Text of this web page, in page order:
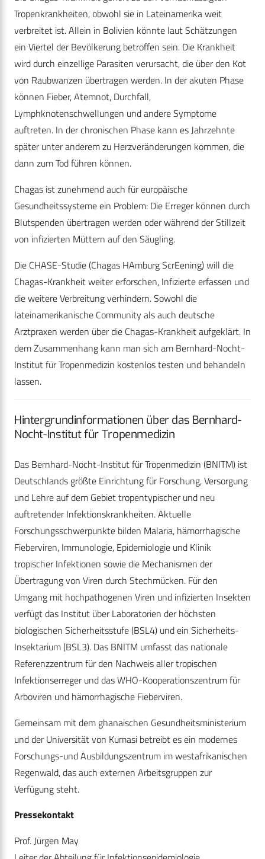
Tropenkrankheiten, obwohl sie in Lateinamerika weit
verbreitet ist. Allein in Bolivien könnte laut Schätzungen
ein Viertel der Bevölkerung betroffen sein. Die Krankheit
wird durch einzellige Parasiten verursacht, die über den Kot
von Raubwanzen übertragen werden. In der akuten Phase
können Fieber, Atemnot, Durchfall,
Lymphknotenschwellungen und andere Symptome
auftreten. In der chronischen Phase kann es Jahrzehnte
später unter anderem zu Herzveränderungen kommen, die
dann zum Tod führen können.
Chagas ist zunehmend auch für europäische
Gesundheitssysteme ein Problem: Die Erreger können durch
Blutspenden übertragen werden oder während der Stillzeit
von infizierten Müttern auf den Säugling.
Die CHASE-Studie (Chagas HAmburg ScrEening) will die
Chagas-Krankheit weiter erforschen, Infizierte erfassen und
die weitere Verbreitung verhindern. Sowohl die
lateinamerikanische Community als auch deutsche
Arztpraxen werden über die Chagas-Krankheit aufgeklärt. In
dem Zusammenhang kann man sich am Bernhard-Nocht-
Institut für Tropenmedizin kostenlos testen und behandeln
lassen.
Hintergrundinformationen über das Bernhard-
Nocht-Institut für Tropenmedizin
Das Bernhard-Nocht-Institut für Tropenmedizin (BNITM) ist
Deutschlands größte Einrichtung für Forschung, Versorgung
und Lehre auf dem Gebiet tropentypischer und neu
auftretender Infektionskrankheiten. Aktuelle
Forschungsschwerpunkte bilden Malaria, hämorrhagische
Fieberviren, Immunologie, Epidemiologie und Klinik
tropischer Infektionen sowie die Mechanismen der
Übertragung von Viren durch Stechmücken. Für den
Umgang mit hochpathogenen Viren und infizierten Insekten
verfügt das Institut über Laboratorien der höchsten
biologischen Sicherheitsstufe (BSL4) und ein Sicherheits-
Insektarium (BSL3). Das BNITM umfasst das nationale
Referenzzentrum für den Nachweis aller tropischen
Infektionserreger und das WHO-Kooperationszentrum für
Arboviren und hämorrhagische Fieberviren.
Gemeinsam mit dem ghanaischen Gesundheitsministerium
und der Universität von Kumasi betreibt es ein modernes
Forschungs-und Ausbildungszentrum im westafrikanischen
Regenwald, das auch externen Arbeitsgruppen zur
Verfügung steht.
Pressekontakt
Prof. Jürgen May